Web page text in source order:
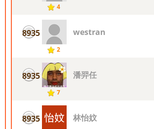
4
8935
2
westran
8935
7
潘羿任
8935 林怡妏